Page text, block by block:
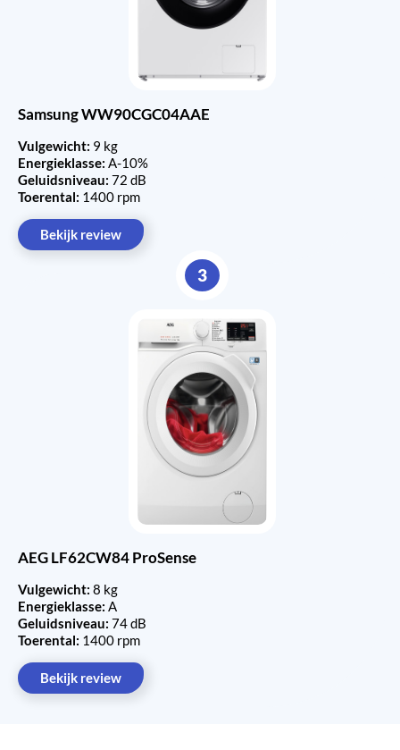
Samsung WW90CGC04AAE
Vulgewicht: 9 kg
Energieklasse: A-10%
Geluidsniveau: 72 dB
Toerental: 1400 rpm
Bekijk review
3
AEG LF62CW84 ProSense
Vulgewicht: 8 kg
Energieklasse: A
Geluidsniveau: 74 dB
Toerental: 1400 rpm
Bekijk review